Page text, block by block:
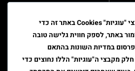
אנו משתמשים בקבצי "עוגיות" Cookies באתר זה כדי
באתר, לספק חווית גלישה טובה
במדיות השונות בהתאם
מקבצי ה"עוגיות" הללו נחוצים כדי